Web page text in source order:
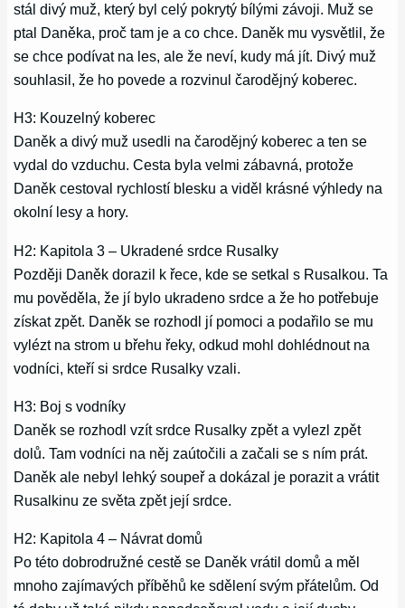
stál divý muž, který byl celý pokrytý bílými závoji. Muž se
ptal Daněka, proč tam je a co chce. Daněk mu vysvětlil, že
se chce podívat na les, ale že neví, kudy má jít. Divý muž
souhlasil, že ho povede a rozvinul čarodějný koberec.
H3: Kouzelný koberec
Daněk a divý muž usedli na čarodějný koberec a ten se
vydal do vzduchu. Cesta byla velmi zábavná, protože
Daněk cestoval rychlostí blesku a viděl krásné výhledy na
okolní lesy a hory.
H2: Kapitola 3 – Ukradené srdce Rusalky
Později Daněk dorazil k řece, kde se setkal s Rusalkou. Ta
mu pověděla, že jí bylo ukradeno srdce a že ho potřebuje
získat zpět. Daněk se rozhodl jí pomoci a podařilo se mu
vylézt na strom u břehu řeky, odkud mohl dohlédnout na
vodníci, kteří si srdce Rusalky vzali.
H3: Boj s vodníky
Daněk se rozhodl vzít srdce Rusalky zpět a vylezl zpět
dolů. Tam vodníci na něj zaútočili a začali se s ním prát.
Daněk ale nebyl lehký soupeř a dokázal je porazit a vrátit
Rusalkinu ze světa zpět její srdce.
H2: Kapitola 4 – Návrat domů
Po této dobrodružné cestě se Daněk vrátil domů a měl
mnoho zajímavých příběhů ke sdělení svým přátelům. Od